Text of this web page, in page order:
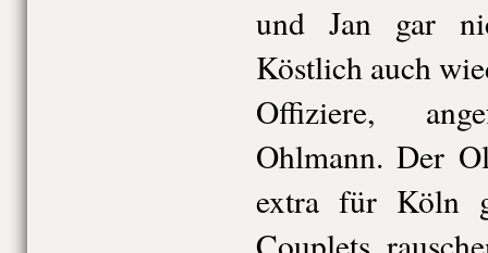
und Jan gar
Köstlich auch
Offiziere,
Ohlmann. Der
extra für Köln